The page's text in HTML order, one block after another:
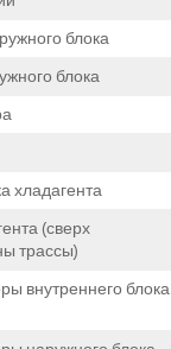
блока
блока
хладагента
(сверх
трассы)
внутреннего блока